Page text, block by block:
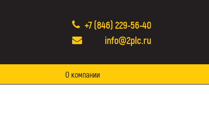
+7 (846) 229-56-40
info@2plc.ru
О компании